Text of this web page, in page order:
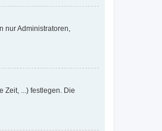
nur Administratoren,
Zeit, ...) festlegen. Die